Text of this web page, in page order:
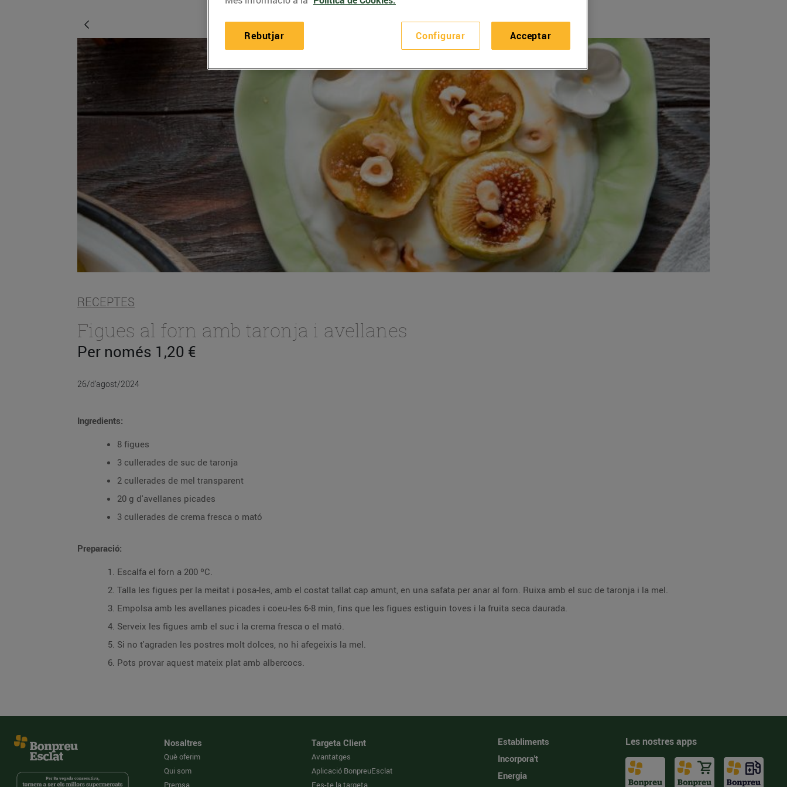
RECEPTES
Figues al forn amb taronja i avellanes
Per només 1,20 €
26/d’agost/2024
Ingredients:
8 figues
3 cullerades de suc de taronja
2 cullerades de mel transparent
20 g d'avellanes picades
3 cullerades de crema fresca o mató
Preparació:
Escalfa el forn a 200 ºC.
Talla les figues per la meitat i posa-les, amb el costat tallat cap amunt, en una safata per anar al forn. Ruixa amb el suc de taronja i la mel.
Empolsa amb les avellanes picades i coeu-les 6-8 min, fins que les figues estiguin toves i la fruita seca daurada.
Serveix les figues amb el suc i la crema fresca o el mató.
Si no t'agraden les postres molt dolces, no hi afegeixis la mel.
Pots provar aquest mateix plat amb albercocs.
Nosaltres
Què oferim
Qui som
Premsa
Targeta Client
Avantatges
Aplicació BonpreuEsclat
Fes-te la targeta
Establiments
Incorpora't
Energia
Les nostres apps
Configurar
Rebutjar Acceptar